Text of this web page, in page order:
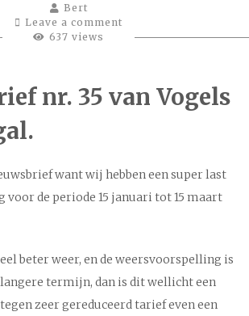
Bert
Leave a comment
637 views
nr. 35 van Vogels
want wij hebben een super last
voor de periode 15 januari tot 15 maart
beter weer, en de weersvoorspelling is
termijn, dan is dit wellicht een
zeer gereduceerd tarief even een